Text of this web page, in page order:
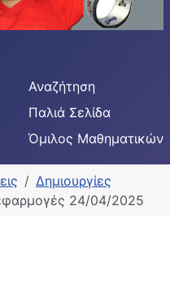
Αναζήτηση
Παλιά Σελίδα
Όμιλος Μαθηματικών
Δημιουργίες
24/04/2025